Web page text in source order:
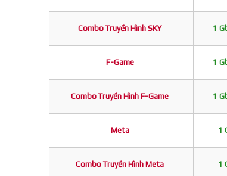
Combo Truyền Hình SKY 1
F-Game 1
Combo Truyền Hình F-Game 1
Meta 1
Combo Truyền Hình Meta 1